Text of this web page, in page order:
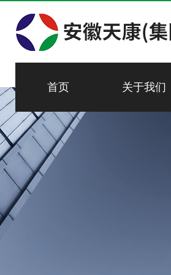
首页 关于我们